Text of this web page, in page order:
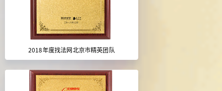
2018年度找法网北京市精英团队